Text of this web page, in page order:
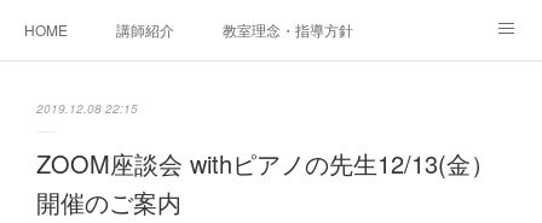
HOME 講師紹介 教室理念・指導方針
ご相談・体験レッスンお申し込み
2019.12.08 22:15
ZOOM座談会 withピアノの先生12/13(金）
開催のご案内